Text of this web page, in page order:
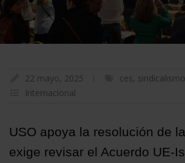
22 mayo, 2025 ces,
Internacional
USO apoya la resolución de
exige revisar el Acuerdo UE-